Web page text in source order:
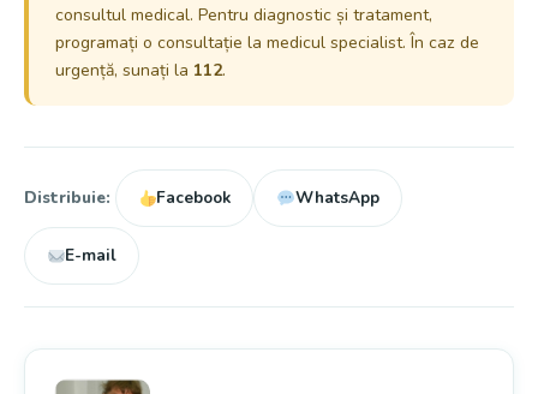
consultul medical. Pentru diagnostic și tratament,
programați o consultație la medicul specialist. În caz de
urgență, sunați la 112.
Distribuie: Facebook WhatsApp
E-mail